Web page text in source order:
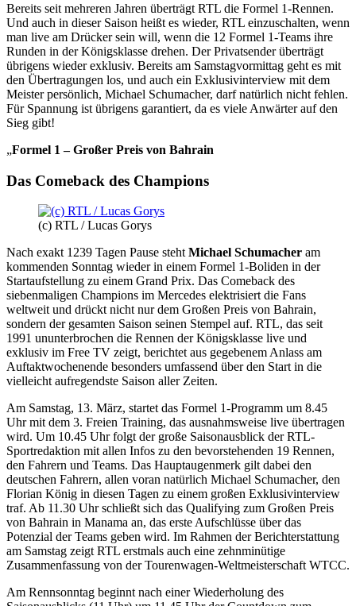
Bereits seit mehreren Jahren überträgt RTL die Formel 1-Rennen.
Und auch in dieser Saison heißt es wieder, RTL einzuschalten, wenn
man live am Drücker sein will, wenn die 12 Formel 1-Teams ihre
Runden in der Königsklasse drehen. Der Privatsender überträgt
übrigens wieder exklusiv. Bereits am Samstagvormittag geht es mit
den Übertragungen los, und auch ein Exklusivinterview mit dem
Meister persönlich, Michael Schumacher, darf natürlich nicht fehlen.
Für Spannung ist übrigens garantiert, da es viele Anwärter auf den
Sieg gibt!
„Formel 1 – Großer Preis von Bahrain
Das Comeback des Champions
(c) RTL / Lucas Gorys
Nach exakt 1239 Tagen Pause steht Michael Schumacher am
kommenden Sonntag wieder in einem Formel 1-Boliden in der
Startaufstellung zu einem Grand Prix. Das Comeback des
siebenmaligen Champions im Mercedes elektrisiert die Fans
weltweit und drückt nicht nur dem Großen Preis von Bahrain,
sondern der gesamten Saison seinen Stempel auf. RTL, das seit
1991 ununterbrochen die Rennen der Königsklasse live und
exklusiv im Free TV zeigt, berichtet aus gegebenem Anlass am
Auftaktwochenende besonders umfassend über den Start in die
vielleicht aufregendste Saison aller Zeiten.
Am Samstag, 13. März, startet das Formel 1-Programm um 8.45
Uhr mit dem 3. Freien Training, das ausnahmsweise live übertragen
wird. Um 10.45 Uhr folgt der große Saisonausblick der RTL-
Sportredaktion mit allen Infos zu den bevorstehenden 19 Rennen,
den Fahrern und Teams. Das Hauptaugenmerk gilt dabei den
deutschen Fahrern, allen voran natürlich Michael Schumacher, den
Florian König in diesen Tagen zu einem großen Exklusivinterview
traf. Ab 11.30 Uhr schließt sich das Qualifying zum Großen Preis
von Bahrain in Manama an, das erste Aufschlüsse über das
Potenzial der Teams geben wird. Im Rahmen der Berichterstattung
am Samstag zeigt RTL erstmals auch eine zehnminütige
Zusammenfassung von der Tourenwagen-Weltmeisterschaft WTCC.
Am Rennsonntag beginnt nach einer Wiederholung des